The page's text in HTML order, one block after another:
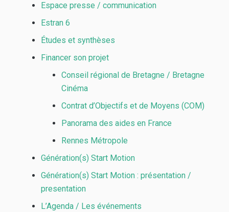
Espace presse / communication
Estran 6
Études et synthèses
Financer son projet
Conseil régional de Bretagne / Bretagne
Cinéma
Contrat d’Objectifs et de Moyens (COM)
Panorama des aides en France
Rennes Métropole
Génération(s) Start Motion
Génération(s) Start Motion : présentation /
presentation
L’Agenda / Les événements